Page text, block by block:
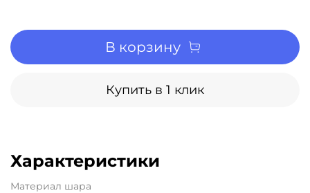
В корзину
Купить в 1 клик
Характеристики
Материал шара